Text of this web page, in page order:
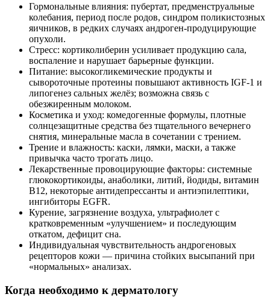
Гормональные влияния: пубертат, предменструальные
колебания, период после родов, синдром поликистозных
яичников, в редких случаях андроген‑продуцирующие
опухоли.
Стресс: кортиколиберин усиливает продукцию сала,
воспаление и нарушает барьерные функции.
Питание: высокогликемические продукты и
сывороточные протеины повышают активность IGF‑1 и
липогенез сальных желёз; возможна связь с
обезжиренным молоком.
Косметика и уход: комедогенные формулы, плотные
солнцезащитные средства без тщательного вечернего
снятия, минеральные масла в сочетании с трением.
Трение и влажность: каски, лямки, маски, а также
привычка часто трогать лицо.
Лекарственные провоцирующие факторы: системные
глюкокортикоиды, анаболики, литий, йодиды, витамин
B12, некоторые антидепрессанты и антиэпилептики,
ингибиторы EGFR.
Курение, загрязнение воздуха, ультрафиолет с
кратковременным «улучшением» и последующим
откатом, дефицит сна.
Индивидуальная чувствительность андрогеновых
рецепторов кожи — причина стойких высыпаний при
«нормальных» анализах.
Когда необходимо к дерматологу